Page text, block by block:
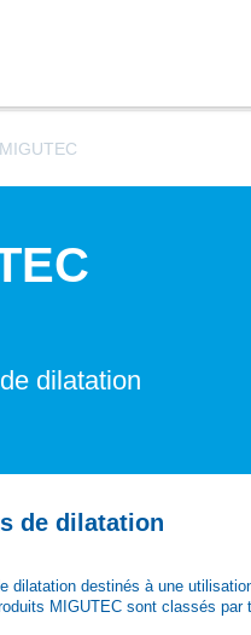
MIGUTEC
dilatation
de dilatation
dilatation destinés à une
MIGUTEC sont classés par